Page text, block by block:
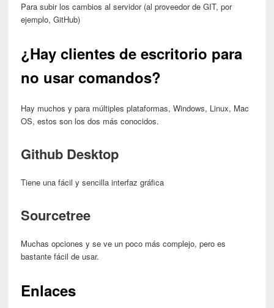
Para subir los cambios al servidor (al proveedor de GIT, por
ejemplo, GitHub)
¿Hay clientes de escritorio para
no usar comandos?
Hay muchos y para múltiples plataformas, Windows, Linux, Mac
OS, estos son los dos más conocidos.
Github Desktop
Tiene una fácil y sencilla interfaz gráfica
Sourcetree
Muchas opciones y se ve un poco más complejo, pero es
bastante fácil de usar.
Enlaces